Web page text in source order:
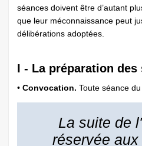
séances doivent être d’autant
que leur méconnaissance peut
délibérations adoptées.
I - La préparation des
• Convocation. Toute séance
La suite de
réservée aux